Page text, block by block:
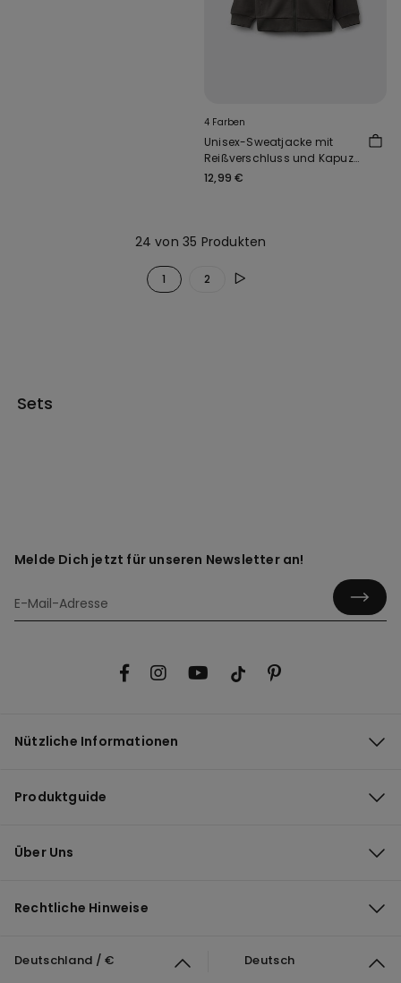
4 Farben
Unisex-Sweatjacke mit
Reißverschluss und Kapuze
für Kinder
12,99 €
24 von 35 Produkten
1 2
Sets
Melde Dich jetzt für unseren Newsletter an!
Nützliche Informationen
Produktguide
Über Uns
Rechtliche Hinweise
Deutschland / € Deutsch